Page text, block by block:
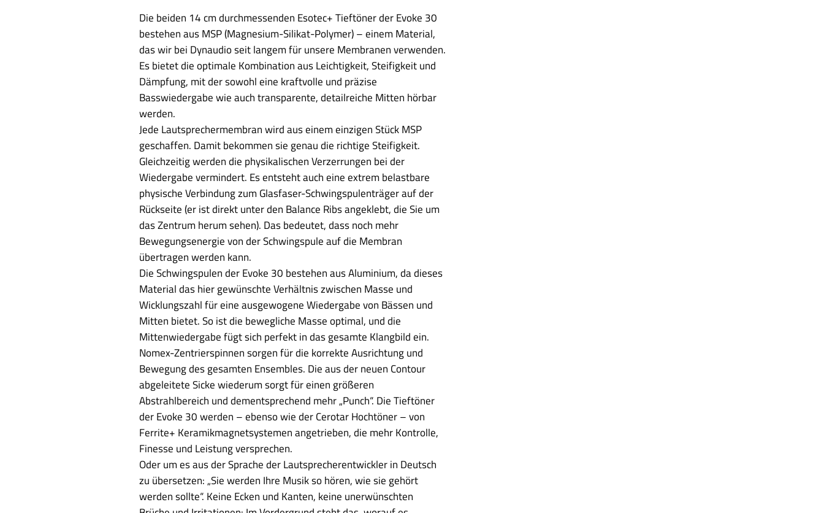
Die beiden 14 cm durchmessenden Esotec+ Tieftöner der Evoke 30
bestehen aus MSP (Magnesium-Silikat-Polymer) – einem Material,
das wir bei Dynaudio seit langem für unsere Membranen verwenden.
Es bietet die optimale Kombination aus Leichtigkeit, Steifigkeit und
Dämpfung, mit der sowohl eine kraftvolle und präzise
Basswiedergabe wie auch transparente, detailreiche Mitten hörbar
werden.
Jede Lautsprechermembran wird aus einem einzigen Stück MSP
geschaffen. Damit bekommen sie genau die richtige Steifigkeit.
Gleichzeitig werden die physikalischen Verzerrungen bei der
Wiedergabe vermindert. Es entsteht auch eine extrem belastbare
physische Verbindung zum Glasfaser-Schwingspulenträger auf der
Rückseite (er ist direkt unter den Balance Ribs angeklebt, die Sie um
das Zentrum herum sehen). Das bedeutet, dass noch mehr
Bewegungsenergie von der Schwingspule auf die Membran
übertragen werden kann.
Die Schwingspulen der Evoke 30 bestehen aus Aluminium, da dieses
Material das hier gewünschte Verhältnis zwischen Masse und
Wicklungszahl für eine ausgewogene Wiedergabe von Bässen und
Mitten bietet. So ist die bewegliche Masse optimal, und die
Mittenwiedergabe fügt sich perfekt in das gesamte Klangbild ein.
Nomex-Zentrierspinnen sorgen für die korrekte Ausrichtung und
Bewegung des gesamten Ensembles. Die aus der neuen Contour
abgeleitete Sicke wiederum sorgt für einen größeren
Abstrahlbereich und dementsprechend mehr „Punch“. Die Tieftöner
der Evoke 30 werden – ebenso wie der Cerotar Hochtöner – von
Ferrite+ Keramikmagnetsystemen angetrieben, die mehr Kontrolle,
Finesse und Leistung versprechen.
Oder um es aus der Sprache der Lautsprecherentwickler in Deutsch
zu übersetzen: „Sie werden Ihre Musik so hören, wie sie gehört
werden sollte“. Keine Ecken und Kanten, keine unerwünschten